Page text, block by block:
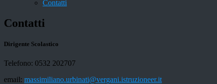
Contatti
Contatti
Dirigente Scolastico
Telefono: 0532 202707
email: massimiliano.urbinati@vergani.istruzioneer.it